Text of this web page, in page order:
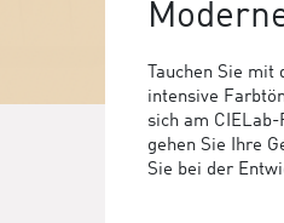
Tauchen Sie mit
intensive
sich am
gehen Sie Ihre
Sie bei der